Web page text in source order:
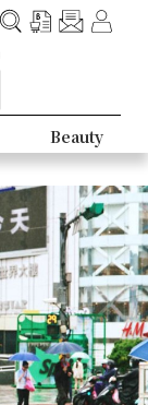
Beauty